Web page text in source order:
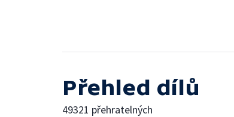
Přehled dílů
49321 přehratelných